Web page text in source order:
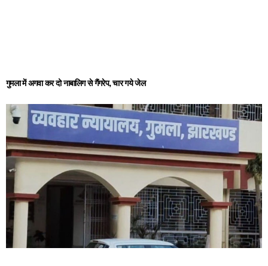
गुमला में अगवा कर दो नाबालिग से गैंगरेप, चार गये जेल